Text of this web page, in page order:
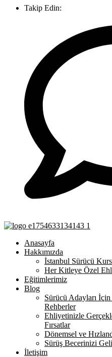
Takip Edin:
Anasayfa
Hakkımızda
İstanbul Sürücü
Her Kitleye Özel
Eğitimlerimiz
Blog
Sürücü Adayları
Rehberler
Ehliyetinizle
Fırsatlar
Dönemsel ve
Sürüş Becerinizi
İletişim